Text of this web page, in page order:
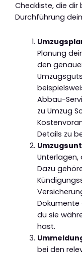
Checkliste, die
Durchführung
Planung
den
Abbau-
zu Umzug
Details zu
Unterlagen,
Dazu
du sie
hast.
bei den